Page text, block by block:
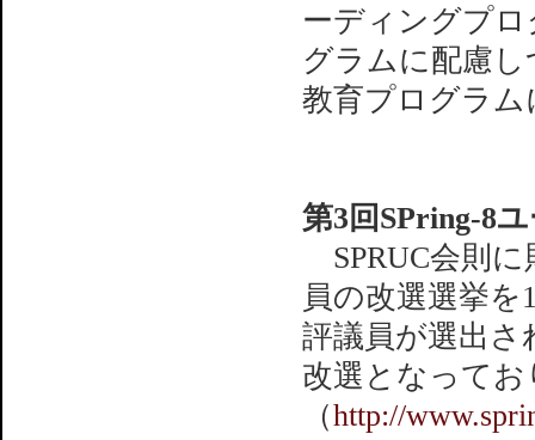
ーディングプ
グラムに配慮
教育プログラ
第3回SPring-8
SPRUC会則に
員の改選選挙を
評議員が選出さ
改選となってお
（http://